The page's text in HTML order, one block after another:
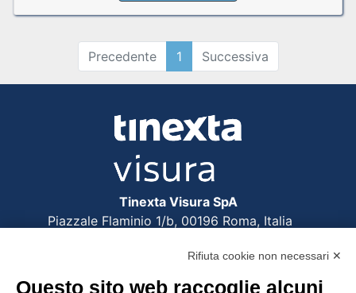
Precedente 1 Successiva
Tinexta Visura SpA
Piazzale Flaminio 1/b, 00196 Roma, Italia
Società soggetta alla direzione e coordinamento
di Tinexta SpA
Rifiuta cookie non necessari ✕
Questo sito web raccoglie alcuni